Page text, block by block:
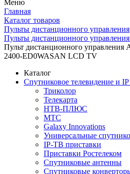
Меню
Главная
Каталог товаров
Пульты дистанционного управления
Пульты дистанционного управления
Пульт дистанционного
2400-ED0WASAN LCD TV
Каталог
Спутниковое телевидение и
Триколор
Телекарта
НТВ-ПЛЮС
МТС
Galaxy Innovations
Универсальные
IP-ТВ приставки
Приставки Ростелеком
Спутниковые антенны
Спутниковые